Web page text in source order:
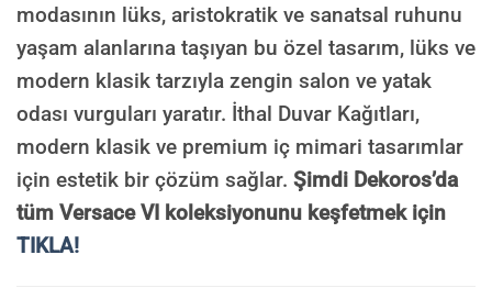
modasının lüks, aristokratik ve sanatsal ruhunu
yaşam alanlarına taşıyan bu özel tasarım, lüks ve
modern klasik tarzıyla zengin salon ve yatak
odası vurguları yaratır. İthal Duvar Kağıtları,
modern klasik ve premium iç mimari tasarımlar
için estetik bir çözüm sağlar. Şimdi Dekoros’da
tüm Versace VI koleksiyonunu keşfetmek için
TIKLA!